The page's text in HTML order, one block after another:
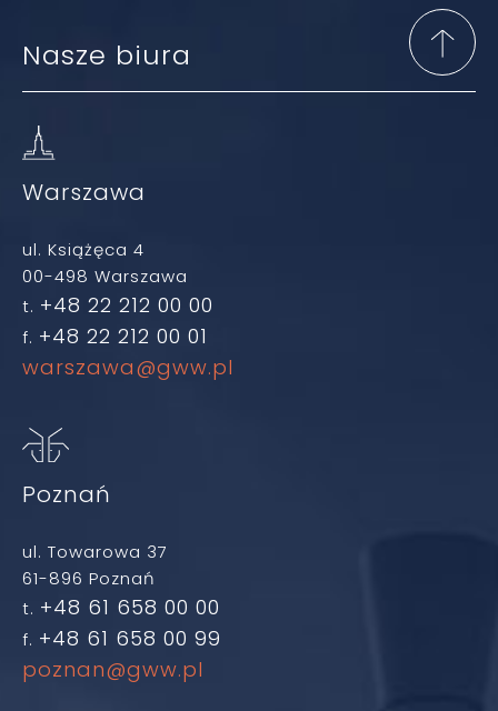
Nasze biura
Warszawa
ul. Książęca 4
00-498 Warszawa
t. +48 22 212 00 00
f. +48 22 212 00 01
warszawa@gww.pl
Poznań
ul. Towarowa 37
61-896 Poznań
t. +48 61 658 00 00
f. +48 61 658 00 99
poznan@gww.pl